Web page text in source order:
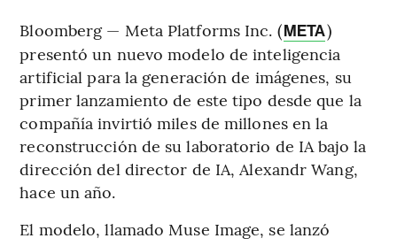
Bloomberg — Meta Platforms Inc. (META)
presentó un nuevo modelo de inteligencia
artificial para la generación de imágenes, su
primer lanzamiento de este tipo desde que la
compañía invirtió miles de millones en la
reconstrucción de su laboratorio de IA bajo la
dirección del director de IA, Alexandr Wang,
hace un año.
El modelo, llamado Muse Image, se lanzó